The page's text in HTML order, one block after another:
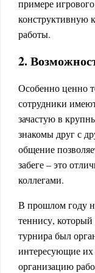
примере
конструктивную
работы.
2.
Особенно ценно
сотрудники
зачастую в
знакомы друг с
общение
забеге – это
коллегами.
В прошлом году
теннису,
турнира был
интересующие их
организацию